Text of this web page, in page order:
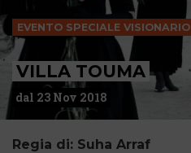
EVENTO SPECIALE VISIONARIO
VILLA TOUMA
dal 23 Nov 2018
Regia di: Suha Arraf